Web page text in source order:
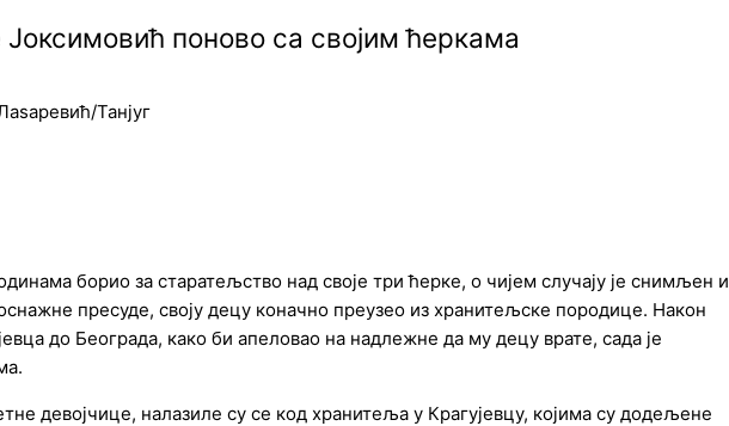
m
поново са својим ћеркама
Танјуг
борио за старатељство над своје три ћерке, о чијем случају је снимљен и
пресуде, своју децу коначно преузео из хранитељске породице. Након
до Београда, како би апеловао на надлежне да му децу врате, сада је
девојчице, налазиле су се код хранитеља у Крагујевцу, којима су додељене